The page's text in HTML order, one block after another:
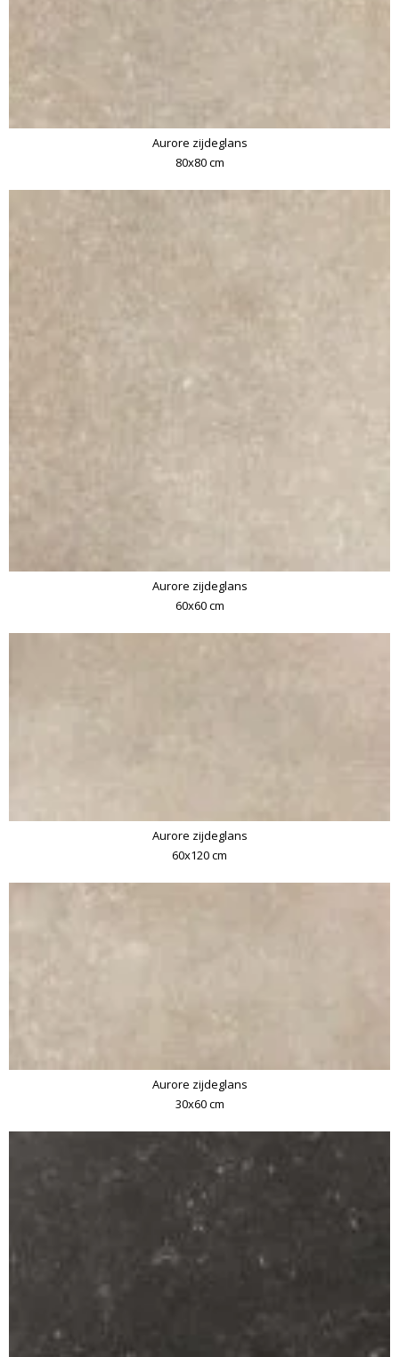
Aurore zijdeglans
80x80 cm
Aurore zijdeglans
60x60 cm
Aurore zijdeglans
60x120 cm
Aurore zijdeglans
30x60 cm